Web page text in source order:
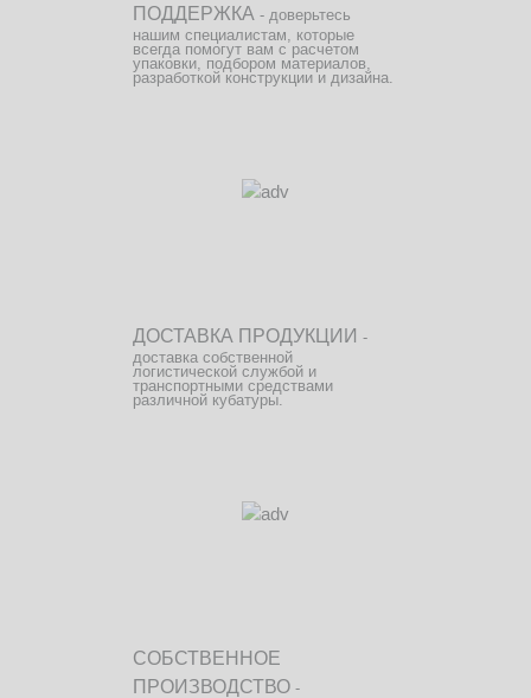
ПОДДЕРЖКА - доверьтесь
нашим специалистам, которые
всегда помогут вам с расчетом
упаковки, подбором материалов,
разработкой конструкции и дизайна.
ДОСТАВКА ПРОДУКЦИИ -
доставка собственной
логистической службой и
транспортными средствами
различной кубатуры.
СОБСТВЕННОЕ
ПРОИЗВОДСТВО -